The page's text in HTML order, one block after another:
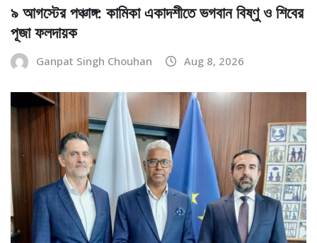
৯ আগস্টের পঞ্চাঙ্গ: কামিকা একাদশীতে ভগবান বিষ্ণু ও শিবের
পূজা ফলদায়ক
Ganpat Singh Chouhan Aug 8, 2026